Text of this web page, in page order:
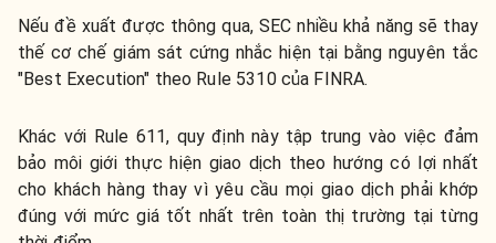
Nếu đề xuất được thông qua, SEC nhiều khả năng sẽ thay
thế cơ chế giám sát cứng nhắc hiện tại bằng nguyên tắc
"Best Execution" theo Rule 5310 của FINRA.
Khác với Rule 611, quy định này tập trung vào việc đảm
bảo môi giới thực hiện giao dịch theo hướng có lợi nhất
cho khách hàng thay vì yêu cầu mọi giao dịch phải khớp
đúng với mức giá tốt nhất trên toàn thị trường tại từng